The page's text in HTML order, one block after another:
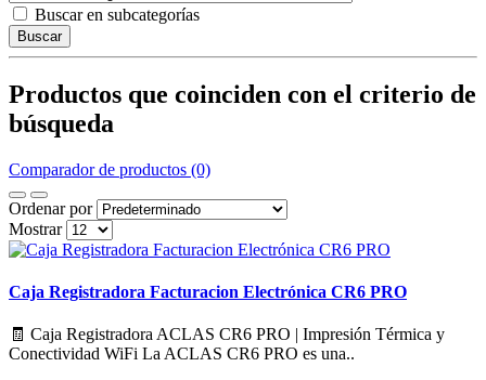
Buscar en subcategorías
Buscar
Productos que coinciden con el criterio de
búsqueda
Comparador de productos (0)
Ordenar por
Mostrar
Caja Registradora Facturacion Electrónica CR6 PRO
🧾 Caja Registradora ACLAS CR6 PRO | Impresión Térmica y
Conectividad WiFi La ACLAS CR6 PRO es una..